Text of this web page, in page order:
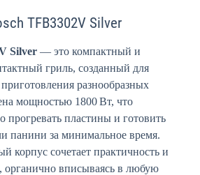
TFB3302V Silver
Silver — это компактный и
гриль, созданный для
разнообразных
мощностью 1800 Вт, что
прогревать пластины и готовить
панини за минимальное время.
корпус сочетает практичность и
органично вписываясь в любую